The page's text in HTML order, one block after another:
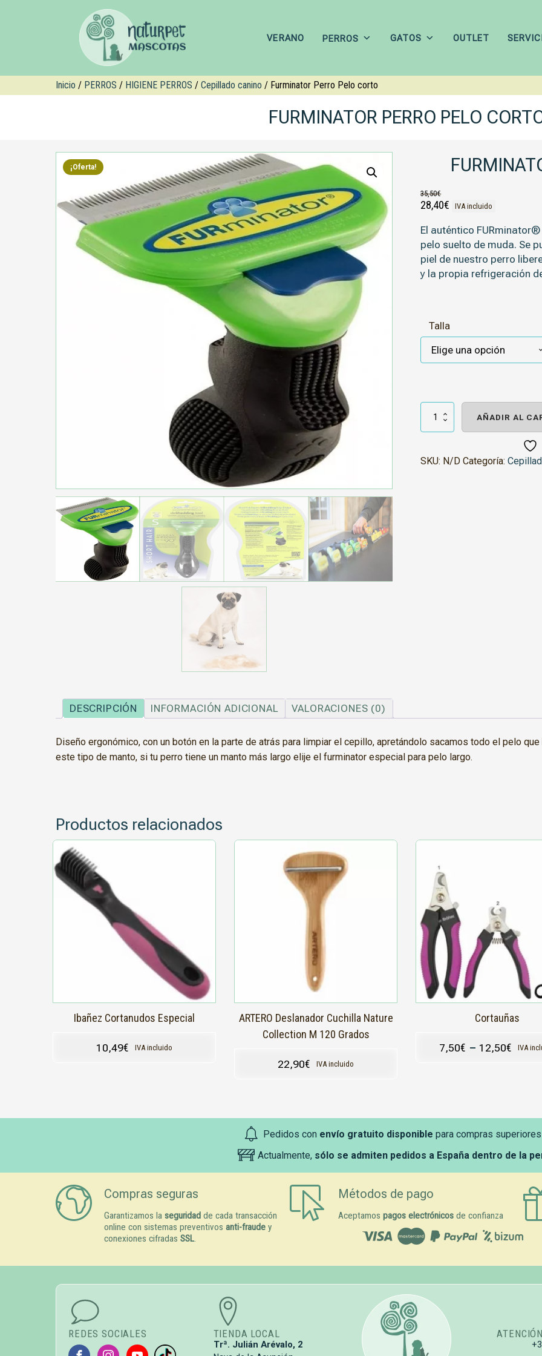
VERANO PERROS GATOS OUTLET
Inicio / PERROS / HIGIENE PERROS / Cepillado canino / Furminator Perro Pelo corto
FURMINATOR PERRO PELO
¡Oferta!
35,50€
El precio original era: 35,50€.
28,40€ El precio actual es:
IVA incluido
El auténtico
pelo suelto de muda. Se
piel de nuestro perro
y la propia refrigeración
Talla
Furminator
Perro
corto
AÑADIR AL
SKU: N/D Categoría:
DESCRIPCIÓN INFORMACIÓN ADICIONAL VALORACIONES (0)
Diseño ergonómico, con un botón en la parte de atrás para limpiar el cepillo, apretándolo sacamos todo el pelo
este tipo de manto, si tu perro tiene un manto más largo elije el furminator especial para pelo largo.
Productos relacionados
Ibañez Cortanudos Especial
10,49€ IVA incluido
ARTERO Deslanador Cuchilla Nature
Collection M 120 Grados
22,90€ IVA incluido
Cortauñas
7,50€ – 12,50€ IVA
Este
múltiples
variantes.
Las
opciones
se
pueden
elegir
en
la
página
de
Pedidos con envío gratuito disponible para compras
Actualmente, sólo se admiten pedidos a España dentro de la
Compras seguras
Garantizamos la seguridad de cada transacción
online con sistemas preventivos anti-fraude y
conexiones cifradas SSL.
Métodos de pago
Aceptamos pagos electrónicosde confianza
REDES SOCIALES TIENDA LOCAL
Trª. Julián Arévalo, 2